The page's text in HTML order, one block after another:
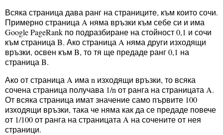
Всяка страница дава ранг на страниците, към които сочи.
Примерно страница A няма връзки към себе си и има
Google PageRank по подразбиране на стойност 0,1 и сочи
към страница B. Ако страница A няма други изходящи
връзки, освен към B, то тя ще предаде ранг 0,1 на
страница B.
Ако от страница A има n изходящи връзки, то всяка
сочена страница получава 1/n от ранга на страницата A.
От всяка страница имат значение само първите 100
изходящи връзки, така че няма как да се предаде повече
от 1/100 от ранга на страницата A на сочените от нея
страници.